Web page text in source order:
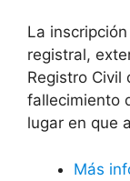
La
registral,
Registro Civil
fallecimiento
lugar en que
Más